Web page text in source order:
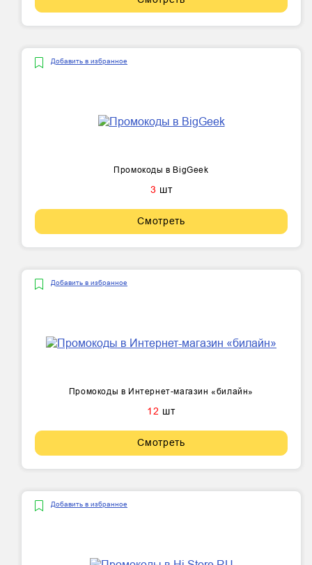
Добавить в избранное
Промокоды в BigGeek
3 шт
Смотреть
Добавить в избранное
Промокоды в Интернет-магазин «билайн»
12 шт
Смотреть
Добавить в избранное